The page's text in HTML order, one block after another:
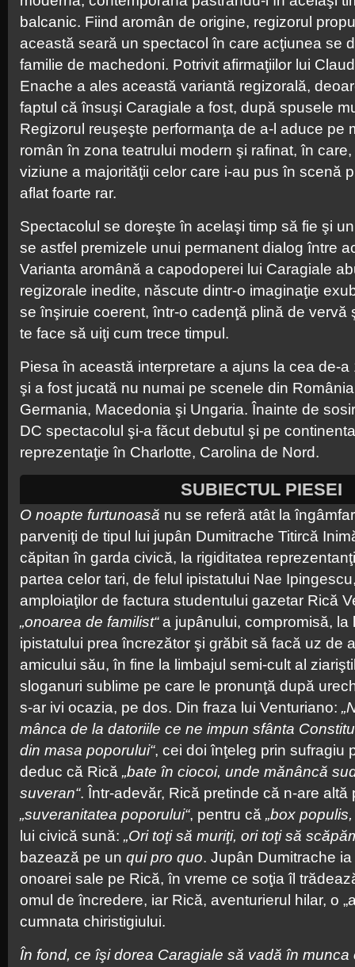
balcanic. Fiind aromân de origine, regizorul
această seară un spectacol în care acţiunea se
familie de machedoni. Potrivit afirmaţiilor lui
Enache a ales această variantă regizorală,
faptul că însuşi Caragiale a fost, după spusele
Regizorul reuşeşte performanţa de a-l aduce pe
român în zona teatrului modern şi rafinat, în
viziune a majorităţii celor care i-au pus în scenă
aflat foarte rar.
Spectacolul se doreşte în acelaşi timp să fie şi
se astfel premizele unui permanent dialog între
Varianta aromână a capodoperei lui Caragiale
regizorale inedite, născute dintr-o imaginaţie
se înşiruie coerent, într-o cadenţă plină de vervă
te face să uiţi cum trece timpul.
Piesa în această interpretare a ajuns la cea de-
şi a fost jucată nu numai pe scenele din
Germania, Macedonia şi Ungaria. Înainte de
DC spectacolul şi-a făcut debutul şi pe
reprezentaţie în Charlotte, Carolina de Nord.
SUBIECTUL PIESEI
O noapte furtunoasă nu se referă atât la
parveniţi de tipul lui jupân Dumitrache Titircă
căpitan în garda civică, la rigiditatea
partea celor tari, de felul ipistatului Nae
amploiaţilor de factura studentului gazetar Rică
„onoarea de familist“a jupânului, compromisă, la
ipistatului prea încrezător şi grăbit să facă uz de
amicului său, în fine la limbajul semi-cult al
sloganuri sublime pe care le pronunţă după
s-ar ivi ocazia, pe dos. Din fraza lui Venturiano:
mânca de la datoriile ce ne impun sfânta
din masa poporului“, cei doi înţeleg prin sufragiu
deduc că Rică „bate în ciocoi, unde mănâncă
suveran“. Într-adevăr, Rică pretinde că n-are altă
„suveranitatea poporului“, pentru că „box
lui civică sună: „Ori toţi să muriţi, ori toţi să
bazează pe un qui pro quo. Jupân Dumitrache
onoarei sale pe Rică, în vreme ce soţia îl
omul de încredere, iar Rică, aventurierul hilar, o
cumnata chiristigiului.
În fond, ce îşi dorea Caragiale să vadă în munca